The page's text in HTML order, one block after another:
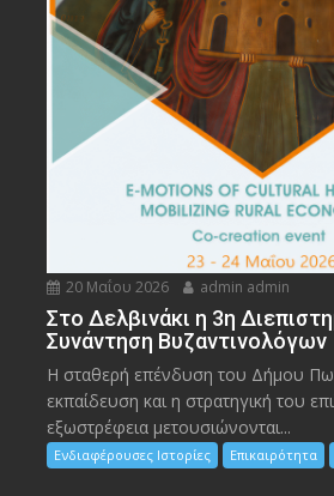
20 Μαΐου 2026 admin admin
Στο Δελβινάκι η 3η
Συνάντηση Βυζαντινολόγων
Η σταθερή επένδυση του Δήμου
εκπαίδευση και η στρατηγική του
εξωστρέφεια μετουσιώνονται...
Ενδιαφέρουσες Ιστορίες Επικαιρότητα